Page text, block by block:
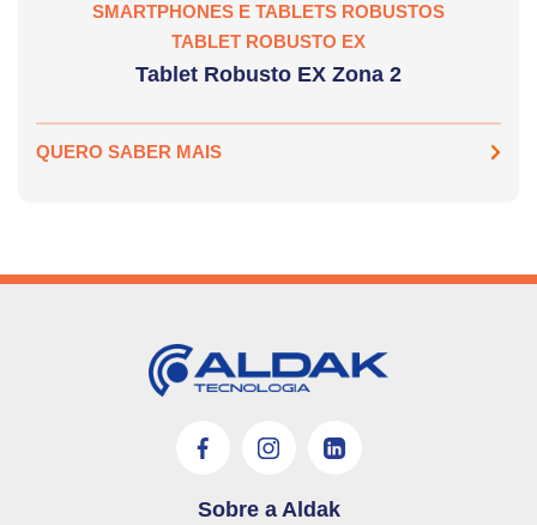
SMARTPHONES E TABLETS ROBUSTOS
TABLET ROBUSTO EX
Tablet Robusto EX Zona 2
QUERO SABER MAIS
Sobre a Aldak